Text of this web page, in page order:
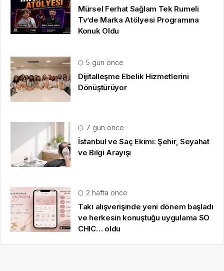
Mürsel Ferhat Sağlam Tek Rumeli
Tv’de Marka Atölyesi Programına
Konuk Oldu
5 gün önce
Dijitalleşme Ebelik Hizmetlerini
Dönüştürüyor
7 gün önce
İstanbul ve Saç Ekimi: Şehir, Seyahat
ve Bilgi Arayışı
2 hafta önce
Takı alışverişinde yeni dönem başladı
ve herkesin konuştuğu uygulama SO
CHIC… oldu